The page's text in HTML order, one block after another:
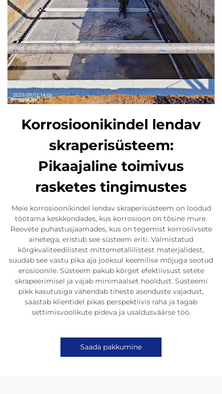
Korrosioonikindel lendav
skraperisüsteem:
Pikaajaline toimivus
rasketes tingimustes
Meie korrosioonikindel lendav skraperisüsteem on loodud
töötama keskkondades, kus korrosioon on tõsine mure.
Reovete puhastusjaamades, kus on tegemist korrosiivsete
ainetega, eristub see süsteem eriti. Valmistatud
kõrgkvaliteedilistest mittemetallilistest materjalidest,
suudab see vastu pika aja jooksul keemilise mõjuga seotud
erosioonile. Süsteem pakub kõrget efektiivsust setete
skrapeerimisel ja vajab minimaalset hooldust. Süsteemi
pikk kasutusiga vähendab tiheste asenduste vajadust,
säästab klientidel pikas perspektiivis raha ja tagab
settimisvoolikute pideva ja usaldusväärse töö.
Saada pakkumine